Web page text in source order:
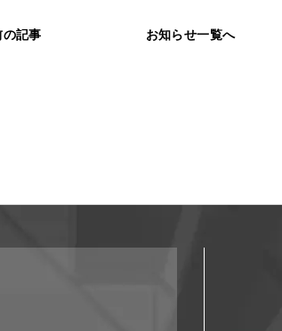
の記事 お知らせ一覧へ